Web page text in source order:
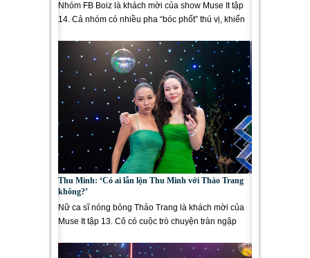
Nhóm FB Boiz là khách mời của show Muse It tập
14. Cả nhóm có nhiều pha “bóc phốt” thú vị, khiến
Thu Minh: ‘Có ai lẫn lộn Thu Minh với Thảo Trang
không?’
Nữ ca sĩ nóng bỏng Thảo Trang là khách mời của
Muse It tập 13. Cô có cuộc trò chuyện tràn ngập